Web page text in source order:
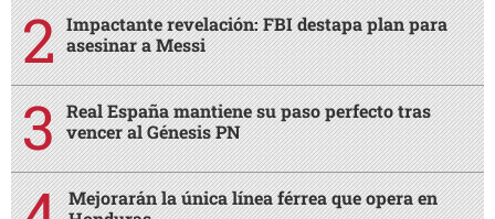
Impactante revelación: FBI destapa plan para
asesinar a Messi
Real España mantiene su paso perfecto tras
vencer al Génesis PN
Mejorarán la única línea férrea que opera en